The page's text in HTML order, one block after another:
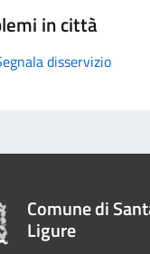
in città
disservizio
Comune di
Ligure